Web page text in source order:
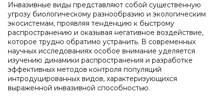
Инвазивные виды представляют собой существенную
угрозу биологическому разнообразию и экологическим
экосистемам, проявляя тенденцию к быстрому
распространению и оказывая негативное воздействие,
которое трудно обратимо устранить. В современных
научных исследованиях особое внимание уделяется
изучению динамики распространения и разработке
эффективных методов контроля популяций
интродуцированных видов, характеризующихся
выраженной инвазивной способностью.